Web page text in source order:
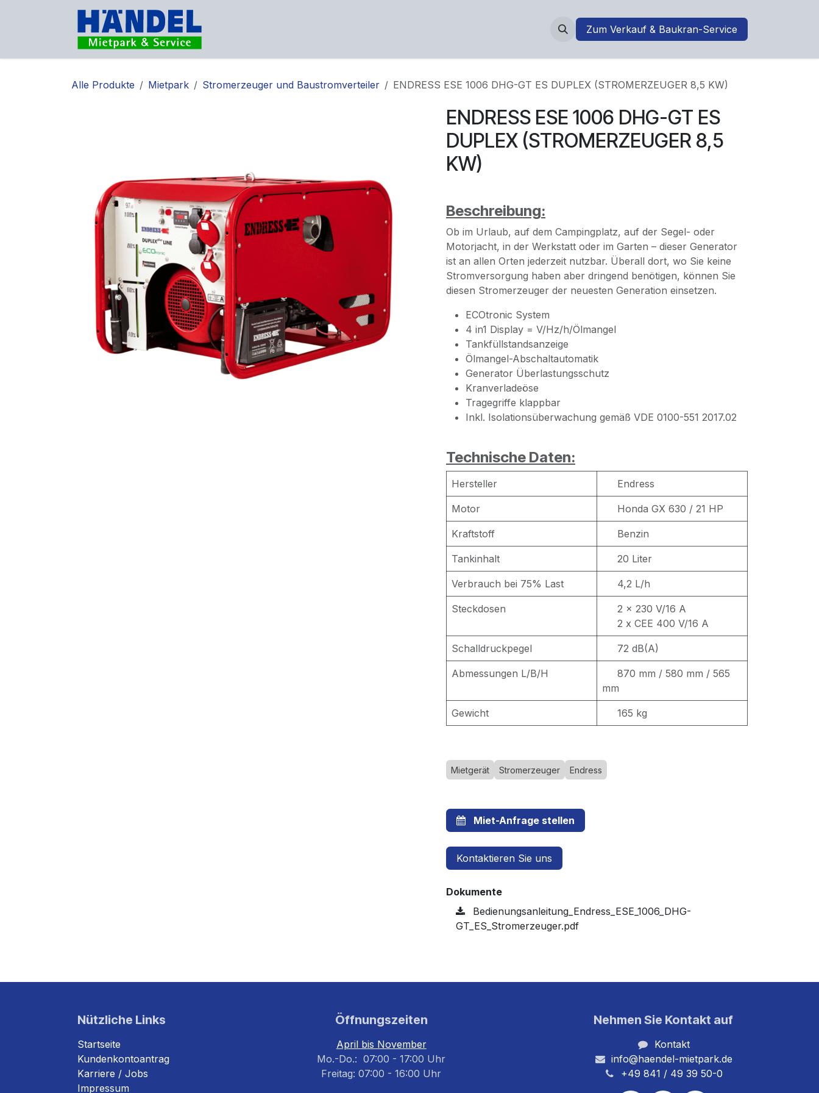
Zum Inhalt springen
Zum Verkauf & Baukran-Service
Alle Produkte Mietpark Stromerzeuger und Baustromverteiler ENDRESS ESE 1006 DHG-GT ES DUPLEX (STROMERZEUGER 8,5 KW)
ENDRESS ESE 1006 DHG-GT ES
DUPLEX (STROMERZEUGER 8,5
KW)
Beschreibung:
Ob im Urlaub, auf dem Campingplatz, auf der Segel- oder
Motorjacht, in der Werkstatt oder im Garten – dieser Generator
ist an allen Orten jederzeit nutzbar. Überall dort, wo Sie keine
Stromversorgung haben aber dringend benötigen, können Sie
diesen Stromerzeuger der neuesten Generation einsetzen.
ECOtronic System
4 in1 Display = V/Hz/h/Ölmangel
Tankfüllstandsanzeige
Ölmangel-Abschaltautomatik
Generator Überlastungsschutz
Kranverladeöse
Tragegriffe klappbar
Inkl. Isolationsüberwachung gemäß VDE 0100-551 2017.02
Technische Daten:
Hersteller Endress
Motor Honda GX 630 / 21 HP
Kraftstoff Benzin
Tankinhalt 20 Liter
Verbrauch bei 75% Last 4,2 L/h
Steckdosen
2 x 230 V/16 A
2 x CEE 400 V/16 A
Schalldruckpegel 72 dB(A)
Abmessungen L/B/H
870 mm / 580 mm / 565
mm
Gewicht 165 kg
Mietgerät Stromerzeuger Endress
Miet-Anfrage stellen
Kontaktieren Sie uns
Dokumente
Bedienungsanleitung_Endress_ESE_1006_DHG-
GT_ES_Stromerzeuger.pdf
Öffnungszeiten
April bis November
Mo.-Do.: 07:00 - 17:00 Uhr
Freitag: 07:00 - 16:00 Uhr
Nützliche Links
Startseite
Kundenkontoantrag
Karriere / Jobs
Impressum
Nehmen Sie Kontakt auf
Kontakt
info@haendel-mietpark.de
+49 841 / 49 39 50-0